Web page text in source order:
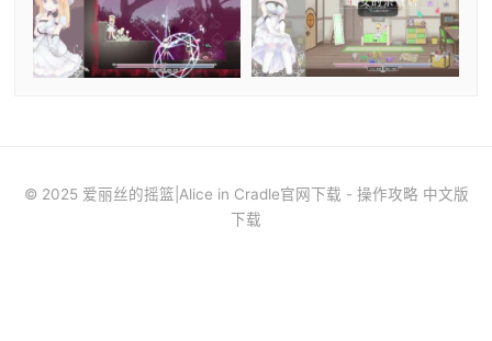
© 2025 爱丽丝的摇篮|Alice in Cradle官网下载 - 操作攻略 中文版
下载